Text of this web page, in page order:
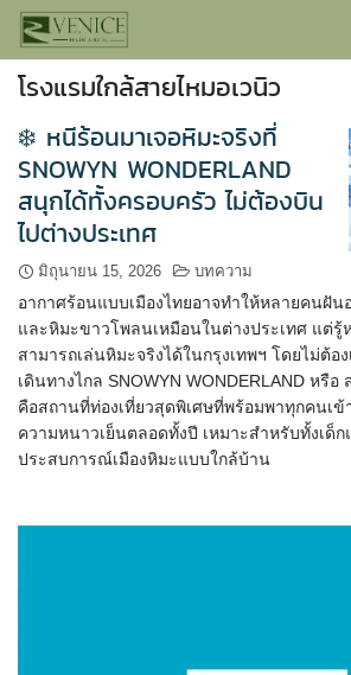
Skip
content
BOOK NOW
โรงแรมใกล้สายไหมอเวนิว
❄️ หนีร้อนมาเจอหิมะจริงที่
SNOWYN WONDERLAND
สนุกได้ทั้งครอบครัว ไม่ต้องบิน
ไปต่างประเทศ
มิถุนายน 15, 2026 บทความ
อากาศร้อนแบบเมืองไทยอาจทำให้หลายคนฝั
และหิมะขาวโพลนเหมือนในต่างประเทศ แต่
สามารถเล่นหิมะจริงได้ในกรุงเทพฯ โดยไม่ต้อ
เดินทางไกล SNOWYN WONDERLAND หรื
คือสถานที่ท่องเที่ยวสุดพิเศษที่พร้อมพาทุกคนเ
ความหนาวเย็นตลอดทั้งปี เหมาะสำหรับทั้งเด็
ประสบการณ์เมืองหิมะแบบใกล้บ้าน